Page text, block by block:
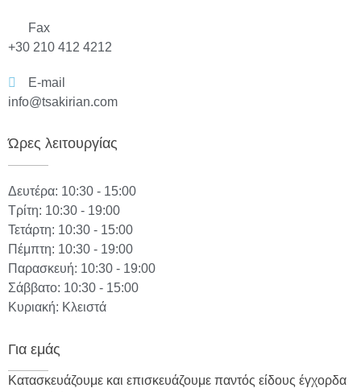
Fax
+30 210 412 4212
E-mail
info@tsakirian.com
Ώρες λειτουργίας
Δευτέρα: 10:30 - 15:00
Τρίτη: 10:30 - 19:00
Τετάρτη: 10:30 - 15:00
Πέμπτη: 10:30 - 19:00
Παρασκευή: 10:30 - 19:00
Σάββατο: 10:30 - 15:00
Κυριακή: Κλειστά
Για εμάς
Κατασκευάζουμε και επισκευάζουμε παντός είδους έγχορδα